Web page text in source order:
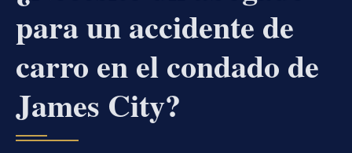
para un accidente de
carro en el condado de
James City?